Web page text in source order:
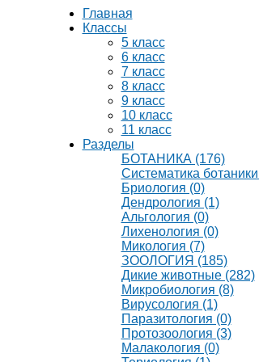
Главная
Классы
5 класс
6 класс
7 класс
8 класс
9 класс
10 класс
11 класс
Разделы
БОТАНИКА (176)
Систематика
Бриология (0)
Дендрология (1)
Альгология (0)
Лихенология (0)
Микология (7)
ЗООЛОГИЯ (185)
Дикие животные (282)
Микробиология (8)
Вирусология (1)
Паразитология (0)
Протозоология (3)
Малакология (0)